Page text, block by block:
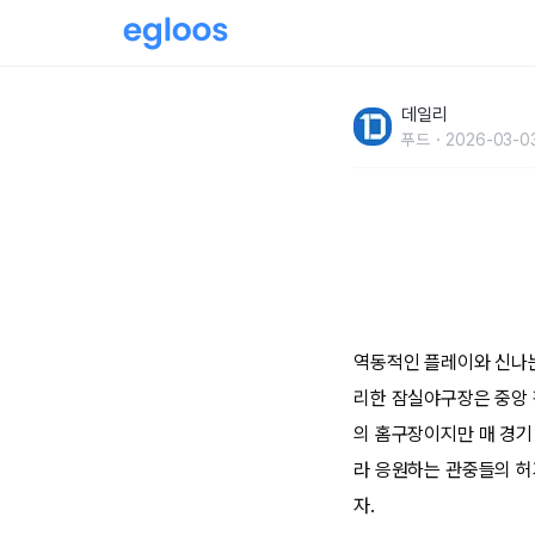
데일리
푸드 2026-03-
역동적인 플레이와 신
리한 잠실야구장은 중
의 홈구장이지만 매 경
라 응원하는 관중들의
자.